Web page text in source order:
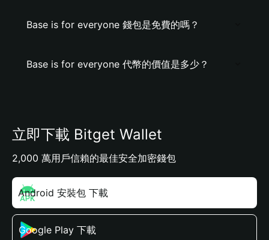
Base is for everyone 錢包是免費的嗎？
Base is for everyone 代幣的價值是多少？
立即下載 Bitget Wallet
2,000 萬用戶信賴的最佳安全加密錢包
Android 安裝包 下載
Google Play 下載